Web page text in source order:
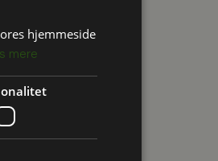
hjemmeside
mere